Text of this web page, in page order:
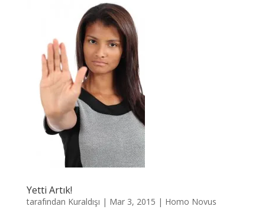
Yetti Artık!
tarafından Kuraldışı | Mar 3, 2015 | Homo Novus